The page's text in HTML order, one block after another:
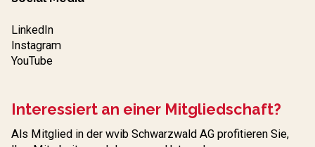
LinkedIn
Instagram
YouTube
Interessiert an einer Mitgliedschaft?
Als Mitglied in der wvib Schwarzwald AG profitieren Sie,